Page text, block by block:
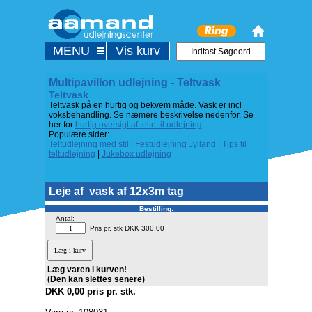
Multipavillon udlejning - Teltvask
Teltvask
Teltvask på en hurtig og bekvem måde. Vask er incl
voksbehandling. Se næmere beskrivelse nedenfor. Se
her for hurtig oversigt af telte til udlejning.
Populære sider:
Teltudlejning med stil
Festudlejning Jylland
Tips til
teltudlejning
Jukebox udlejning
Leje af vask af 12x3m tag
Bestilling:
Antal:
Pris pr. stk DKK 300,00
Læg varen i kurven!
(Den kan slettes senere)
DKK 0,00 pris pr. stk.
MENU Vis kurv